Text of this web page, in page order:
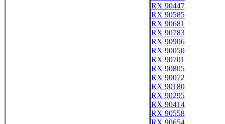
RX 90447
RX 90585
RX 90681
RX 90783
RX 90906
RX 90050
RX 90701
RX 90805
RX 90072
RX 90180
RX 90295
RX 90414
RX 90558
RX 90654